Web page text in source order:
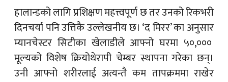
हालान्डको लागि प्रशिक्षण महत्त्वपूर्ण छ तर उनको रिकभरी
दिनचर्या पनि उत्तिकै उल्लेखनीय छ। ‘द मिरर’ का अनुसार
म्यानचेस्टर सिटीका खेलाडीले आफ्नो घरमा ५०,०००
मूल्यको विशेष क्रियोथेरापी चेम्बर स्थापना गरेका छन्।
उनी आफ्नो शरीरलाई अत्यन्तै कम तापक्रममा राखेर